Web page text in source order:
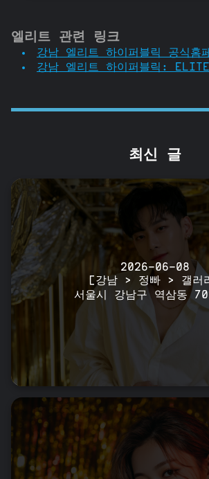
엘리트 관련 링크
강남 엘리트 하이퍼블릭 공식홈
강남 엘리트 하이퍼블릭: ELITE
최신 글
2026-06-08
[강남 > 정빠 > 갤러
서울시 강남구 역삼동